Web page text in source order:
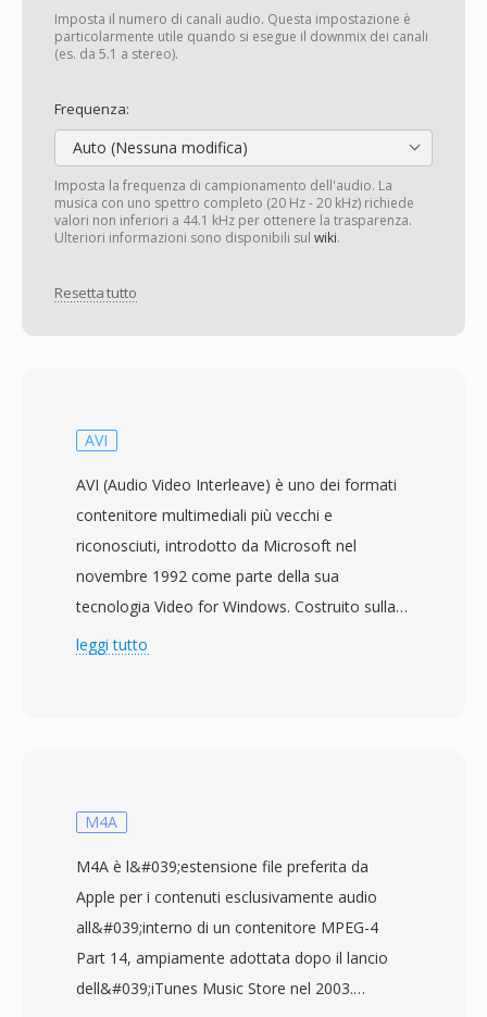
Imposta il numero di canali audio. Questa impostazione è
particolarmente utile quando si esegue il downmix dei canali
(es. da 5.1 a stereo).
Frequenza:
Auto (Nessuna modifica)
Imposta la frequenza di campionamento dell'audio. La
musica con uno spettro completo (20 Hz - 20 kHz) richiede
valori non inferiori a 44.1 kHz per ottenere la trasparenza.
Ulteriori informazioni sono disponibili sul wiki.
Resetta tutto
AVI
AVI (Audio Video Interleave) è uno dei formati
contenitore multimediali più vecchi e
riconosciuti, introdotto da Microsoft nel
novembre 1992 come parte della sua
tecnologia Video for Windows. Costruito sulla
struttura Resource Interchange File Format
contenere video compresso con praticamente
moderni DivX, Xvid e flussi H.264. Questa
flessibilità ha contribuito alla diffusione capillare
sui personal computer negli anni &#039;90 e
2000. Una caratteristica notevole è la struttura
interna lineare che rende i file AVI relativamente
leggi tutto
M4A
M4A è l&#039;estensione file preferita da
Apple per i contenuti esclusivamente audio
all&#039;interno di un contenitore MPEG-4
Part 14, ampiamente adottata dopo il lancio
dell&#039;iTunes Music Store nel 2003.